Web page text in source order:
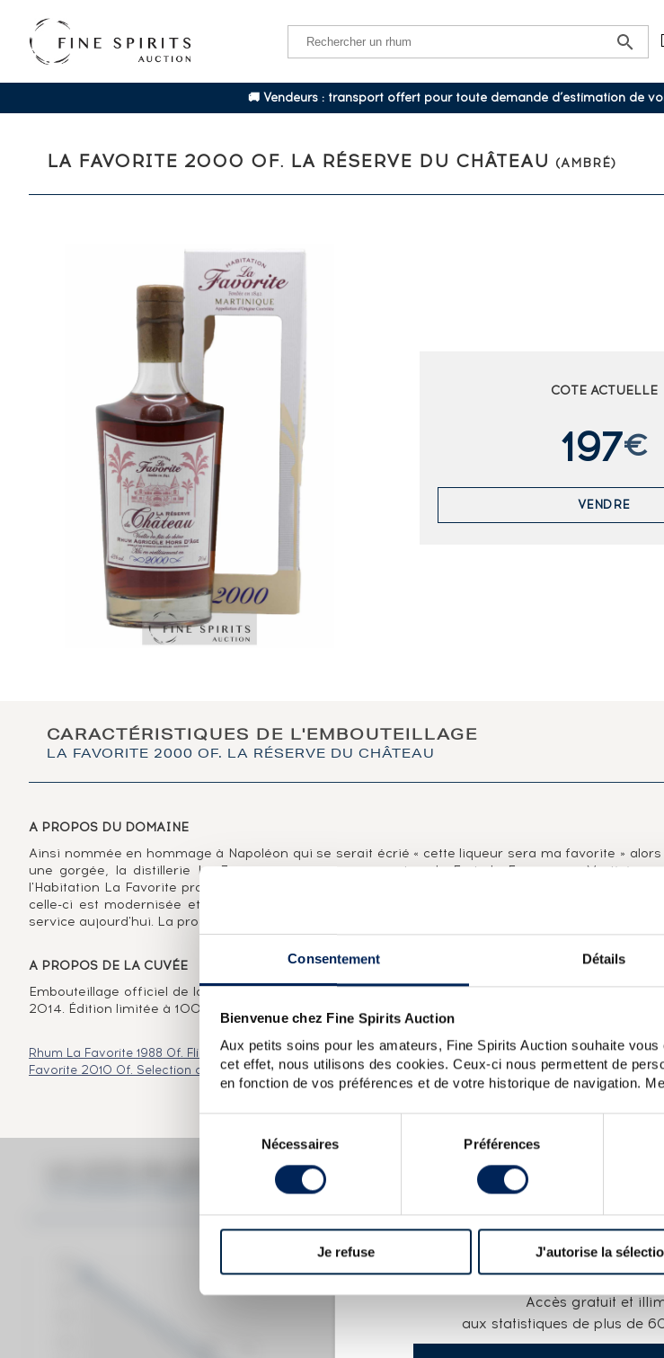
Consentement Détails
Bienvenue chez Fine Spirits Auction
Aux petits soins pour les amateurs, Fine Spirits Auction souhaite
cet effet, nous utilisons des cookies. Ceux-ci nous permettent de
en fonction de vos préférences et de votre historique de navigation.
consentement
Nécessaires Préférences
Je refuse J'autorise la
🚚 Vendeurs : transport offert pour toute demande d’estimation de
LA FAVORITE 2000 OF. LA RÉSERVE DU CHÂTEAU (AMBRÉ)
COTE ACTUELLE
197€
VENDRE
CARACTÉRISTIQUES DE L'EMBOUTEILLAGE
LA FAVORITE 2000 OF. LA RÉSERVE DU CHÂTEAU
A PROPOS DU DOMAINE
Ainsi nommée en hommage à Napoléon qui se serait écrié « cette liqueur sera ma favorite »
une gorgée, la distillerie La Favorite est située aux portes de Fort de France, en Martinique.
l'Habitation La Favorite produit à l'origine du sucre de canne. C'est au rachat de la distillerie par
celle-ci est modernisée et transformée en distillerie. Elle est alors équipée d'une machine à
service aujourd'hui. La production vieillie quant à elle principalement dans d'anciens fûts de cognac.
A PROPOS DE LA CUVÉE
Embouteillage officiel de la distillerie La Favorite distillé en 2000, vieilli dans des fûts de Cognac
2014. Édition limitée à 10000 bouteilles.
Rhum La Favorite 1988 Of. FlibusteRhum La Favorite 1992 Of. Flibuste La Favorite 1987 Of. Flibuste Cuvee
Favorite 2010 Of. Selection de futs Cognac bottled 2018 Hors dAgeLa Favorite 1994 Of. Flibuste Cuvee
Accès gratuit et
aux statistiques de plus de
LA COTE EN DÉTAIL DU SPIRITUEUX
LA FAVORITE 2000 OF. LA RÉSERVE DU CHÂTEAU